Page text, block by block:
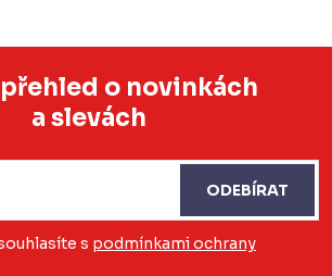
o novinkách
a slevách
s podmínkami ochrany
ODEBÍRAT